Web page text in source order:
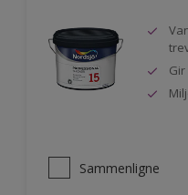
Sammenligne